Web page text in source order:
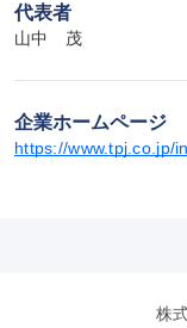
代表者
山中　茂
企業ホームページ
https://www.tpj.co.jp/
株